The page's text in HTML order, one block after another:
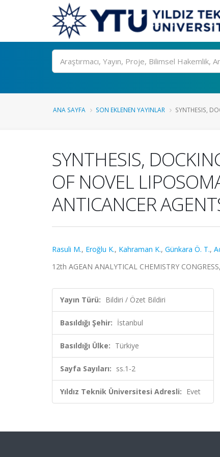
Ara
ANA SAYFA SON EKLENEN YAYINLAR SYNTHESIS,
SYNTHESIS,
OF NOVEL
ANTICANCER
Rasuli M., Eroğlu K., Kahraman K., Günkara Ö. T.,
12th AGEAN ANALYTICAL CHEMISTRY
Yayın Türü: Bildiri / Özet Bildiri
Basıldığı Şehir: İstanbul
Basıldığı Ülke: Türkiye
Sayfa Sayıları: ss.1-2
Yıldız Teknik Üniversitesi Adresli: Evet